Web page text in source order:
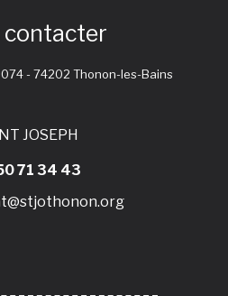
contacter
- 74202 Thonon-les-Bains
JOSEPH
71 34 43